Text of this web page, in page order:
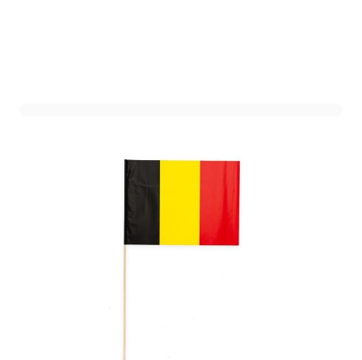
20x30cm - 10 stuks